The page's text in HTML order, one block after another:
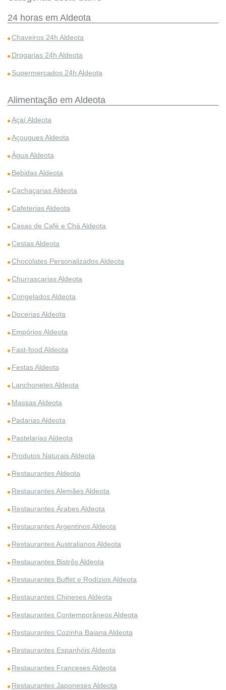
24 horas em Aldeota
Chaveiros 24h Aldeota
Drogarias 24h Aldeota
Supermercados 24h Aldeota
Alimentação em Aldeota
Açaí Aldeota
Açougues Aldeota
Água Aldeota
Bebidas Aldeota
Cachaçarias Aldeota
Cafeterias Aldeota
Casas de Café e Chá Aldeota
Cestas Aldeota
Chocolates Personalizados Aldeota
Churrascarias Aldeota
Congelados Aldeota
Docerias Aldeota
Empórios Aldeota
Fast-food Aldeota
Festas Aldeota
Lanchonetes Aldeota
Massas Aldeota
Padarias Aldeota
Pastelarias Aldeota
Produtos Naturais Aldeota
Restaurantes Aldeota
Restaurantes Alemães Aldeota
Restaurantes Árabes Aldeota
Restaurantes Argentinos Aldeota
Restaurantes Australianos Aldeota
Restaurantes Bistrôs Aldeota
Restaurantes Buffet e Rodízios Aldeota
Restaurantes Chineses Aldeota
Restaurantes Contemporâneos Aldeota
Restaurantes Cozinha Baiana Aldeota
Restaurantes Espanhóis Aldeota
Restaurantes Franceses Aldeota
Restaurantes Japoneses Aldeota